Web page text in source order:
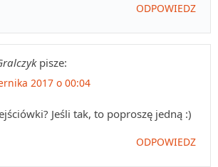
ODPOWIEDZ
pisze:
2017 o 00:04
Jeśli tak, to poproszę jedną :)
ODPOWIEDZ